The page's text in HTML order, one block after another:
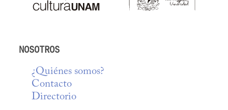
NOSOTROS
¿Quiénes somos?
Contacto
Directorio